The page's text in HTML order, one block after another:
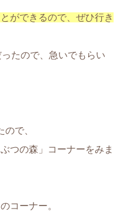
ができるので、ぜひ行き
たので、急いでもらい
で、
つの森」コーナーをみま
コーナー。